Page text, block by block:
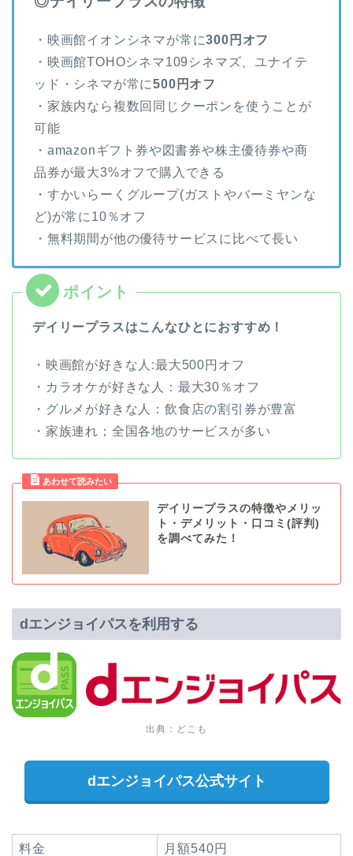
・映画館イオンシネマが常に300円オフ
・映画館TOHOシネマ109シネマズ、ユナイテ
ッド・シネマが常に500円オフ
・家族内なら複数回同じクーポンを使うことが
可能
・amazonギフト券や図書券や株主優待券や商
品券が最大3%オフで購入できる
・すかいらーくグループ(ガストやバーミヤンな
ど)が常に10％オフ
・無料期間が他の優待サービスに比べて長い
デイリープラスはこんなひとにおすすめ！
・映画館が好きな人:最大500円オフ
・カラオケが好きな人：最大30％オフ
・グルメが好きな人：飲食店の割引券が豊富
・家族連れ；全国各地のサービスが多い
デイリープラスの特徴やメリッ
ト・デメリット・口コミ(評判)
を調べてみた！
dエンジョイパスを利用する
出典：どこも
dエンジョイパス公式サイト
料金 月額540円